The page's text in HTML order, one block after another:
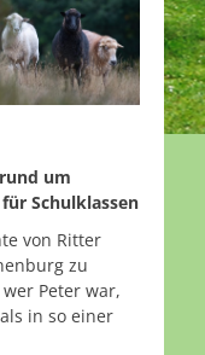
um
Schulklassen
von Ritter
zu
Peter war,
in so einer